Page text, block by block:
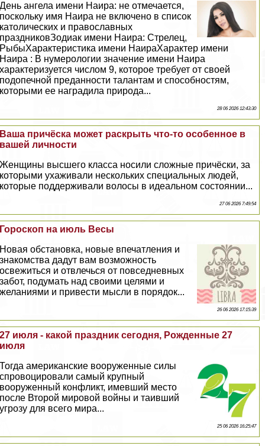
День ангела имени Наира: не отмечается,
поскольку имя Наира не включено в список
католических и православных
праздниковЗодиак имени Наира: Стрелец,
РыбыХаpaктеристика имени НаираХаpaктер имени
Наира : В нумерологии значение имени Наира
хаpaктеризуется числом 9, которое требует от своей
подопечной преданности талантам и способностям,
которыми ее наградила природа...
28 06 2026 12:43:30
Ваша причёска может раскрыть что-то особенное в
вашей личности
Женщины высшего класса носили сложные причёски, за
которыми ухаживали нескольких специальных людей,
которые поддерживали волосы в идеальном состоянии...
27 06 2026 7:49:54
Гороскоп на июль Весы
Новая обстановка, новые впечатления и
знакомства дадут вам возможность
освежиться и отвлечься от повседневных
забот, подумать над своими целями и
желаниями и привести мысли в порядок...
26 06 2026 17:15:39
27 июля - какой праздник сегодня, Рожденные 27
июля
Тогда американские вооруженные силы
спровоцировали самый крупный
вооруженный конфликт, имевший место
после Второй мировой войны и таивший
угрозу для всего мира...
25 06 2026 16:25:47